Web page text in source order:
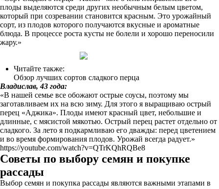
плоды выделяются среди других необычным белым цветом,
который при созревании становится красным. Это урожайный
сорт, из плодов которого получаются вкусные и ароматные
блюда. В процессе роста кусты не болели и хорошо переносили
жару.»
Читайте также:
Обзор лучших сортов сладкого перца
Владислав, 43 года:
«В нашей семье все обожают острые соусы, поэтому мы
заготавливаем их на всю зиму. Для этого я выращиваю острый
перец «Аджика». Плоды имеют красный цвет, небольшие и
длинные, с мясистой мякотью. Острый перец растет отдельно от
сладкого. За лето я подкармливаю его дважды: перед цветением
и во время формирования плодов. Урожай всегда радует.»
https://youtube.com/watch?v=QTrKQhRQBe8
Советы по выбору семян и покупке
рассады
Выбор семян и покупка рассады являются важными этапами в